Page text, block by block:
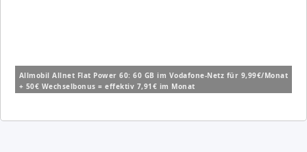
Allmobil Allnet Flat Power 60: 60 GB im Vodafone-Netz für 9,99€/Monat
+ 50€ Wechselbonus = effektiv 7,91€ im Monat